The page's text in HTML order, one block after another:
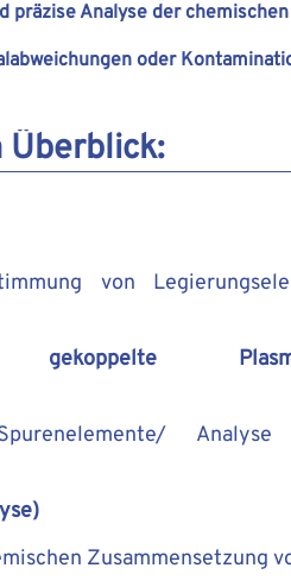
Analyse der
oder
Überblick:
von
Plasma-
Analyse
Zusammensetzung